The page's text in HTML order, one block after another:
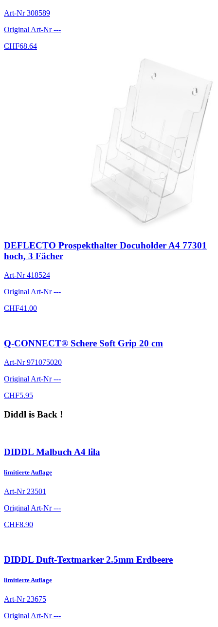
Art-Nr308589
Original Art-Nr---
CHF68.64
DEFLECTO Prospekthalter Docuholder A4 77301
hoch, 3 Fächer
Art-Nr418524
Original Art-Nr---
CHF41.00
Q-CONNECT® Schere Soft Grip 20 cm
Art-Nr971075020
Original Art-Nr---
CHF5.95
Diddl is Back !
DIDDL Malbuch A4 lila
limitierte Auflage
Art-Nr 23501
Original Art-Nr---
CHF8.90
DIDDL Duft-Textmarker 2.5mm Erdbeere
limitierte Auflage
Art-Nr 23675
Original Art-Nr---